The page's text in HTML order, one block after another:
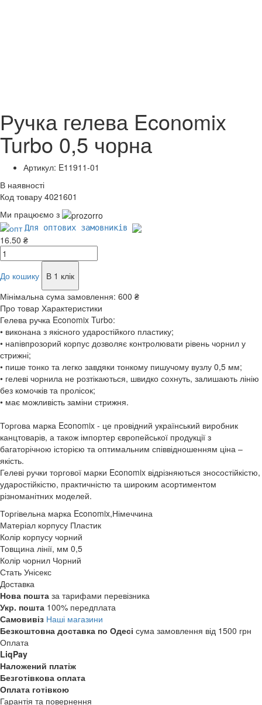
Ручка гелева Economix
Turbo 0,5 чорна
Артикул: E11911-01
В наявності
Код товару 4021601
Ми працюємо з
Для оптових замовників
16.50 ₴
До кошику
В 1 клік
Мінімальна сума замовлення: 600 ₴
Про товар Характеристики
Гелева ручка Economix Turbo:
• виконана з якісного ударостійкого пластику;
• напівпрозорий корпус дозволяє контролювати рівень чорнил у
стрижні;
• пише тонко та легко завдяки тонкому пишучому вузлу 0,5 мм;
• гелеві чорнила не розтікаються, швидко сохнуть, залишають лінію
без комочків та пролісок;
• має можливість заміни стрижня.
Торгова марка Economix - це провідний український виробник
канцтоварів, а також імпортер європейської продукції з
багаторічною історією та оптимальним співвідношенням ціна –
якість.
Гелеві ручки торгової марки Economix відрізняються зносостійкістю,
ударостійкістю, практичністю та широким асортиментом
різноманітних моделей.
Торгівельна марка Economix,Німеччина
Матеріал корпусу Пластик
Колір корпусу чорний
Товщина лінії, мм 0,5
Колір чорнил Чорний
Стать Унісекс
Доставка
Нова пошта за тарифами перевізника
Укр. пошта 100% передплата
Самовивіз Наші магазини
Безкоштовна доставка по Одесі сума замовлення від 1500 грн
Оплата
LiqPay
Наложений платіж
Безготівкова оплата
Оплата готівкою
Гарантія та повернення